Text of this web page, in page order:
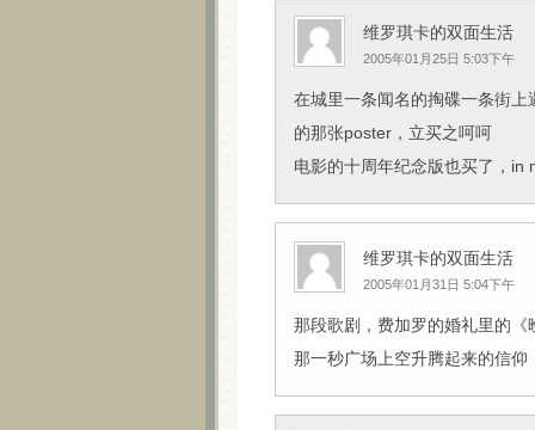
维罗琪卡的双面生活
2005年01月25日 5:03下午
在城里一条闻名的掏碟一条街
的那张poster，立买之呵呵
电影的十周年纪念版也买了，
维罗琪卡的双面生活
2005年01月31日 5:04下午
那段歌剧，费加罗的婚礼里的
那一秒广场上空升腾起来的信